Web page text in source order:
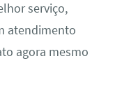
serviço,
atendimento
agora mesmo